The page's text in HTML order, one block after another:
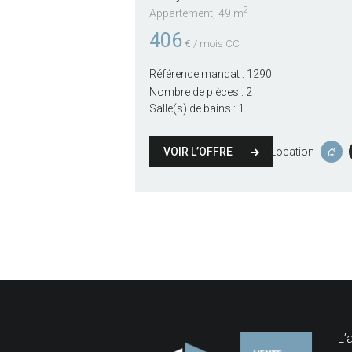
Appartement 49 m2
406 € / mois CC
Référence mandat : 1290
Nombre de pièces : 2
Salle(s) de bains : 1
VOIR L’OFFRE Location